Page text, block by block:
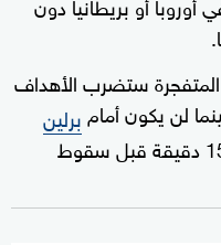
ستضرب الأهداف
برلين
الواقعة إلى الشرق سوى أقل من 15 دقيقة قبل سقوط